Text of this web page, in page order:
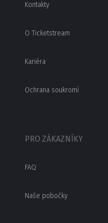
Kontakty
O Ticketstream
Kariéra
Ochrana soukromí
PRO ZÁKAZNÍKY
FAQ
Naše pobočky